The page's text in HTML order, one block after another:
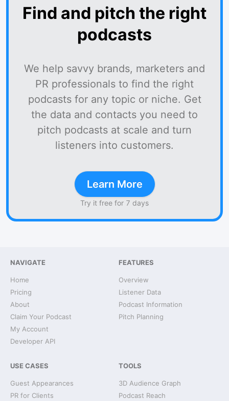
Find and pitch the right
podcasts
We help savvy brands, marketers and
PR professionals to find the right
podcasts for any topic or niche. Get
the data and contacts you need to
pitch podcasts at scale and turn
listeners into customers.
Learn More
Try it free for 7 days
NAVIGATE
Home
Pricing
About
Claim Your Podcast
My Account
Developer API
FEATURES
Overview
Listener Data
Podcast Information
Pitch Planning
USE CASES
Guest Appearances
PR for Clients
TOOLS
3D Audience Graph
Podcast Reach